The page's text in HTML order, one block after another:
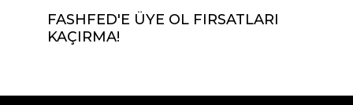
FASHFED'E ÜYE OL FIRSATLARI
KAÇIRMA!